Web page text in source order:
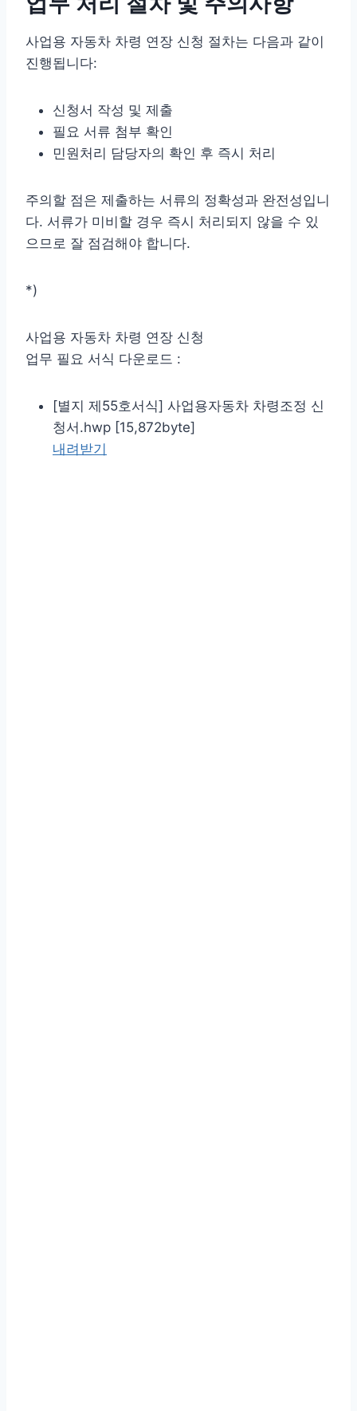
사업용 자동차 차령 연장 신청 절차는 다음과 같이
진행됩니다:
신청서 작성 및 제출
필요 서류 첨부 확인
민원처리 담당자의 확인 후 즉시 처리
주의할 점은 제출하는 서류의 정확성과 완전성입니
다. 서류가 미비할 경우 즉시 처리되지 않을 수 있
으므로 잘 점검해야 합니다.
*)
사업용 자동차 차령 연장 신청
업무 필요 서식 다운로드 :
[별지 제55호서식] 사업용자동차 차령조정 신
청서.hwp [15,872byte]
내려받기